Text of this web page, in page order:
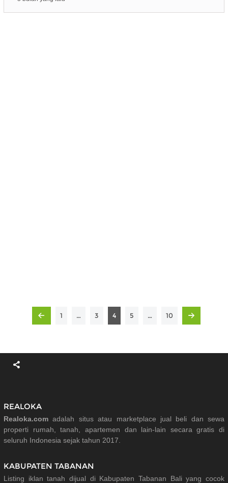
1 … 3 4 5 … 10
REALOKA
Realoka.com adalah situs atau marketplace jual beli dan sewa
properti rumah, tanah, apartemen dan lain-lain secara gratis di
seluruh Indonesia sejak tahun 2017.
KABUPATEN TABANAN
Listing iklan tanah dijual di Kabupaten Tabanan Bali yang cocok